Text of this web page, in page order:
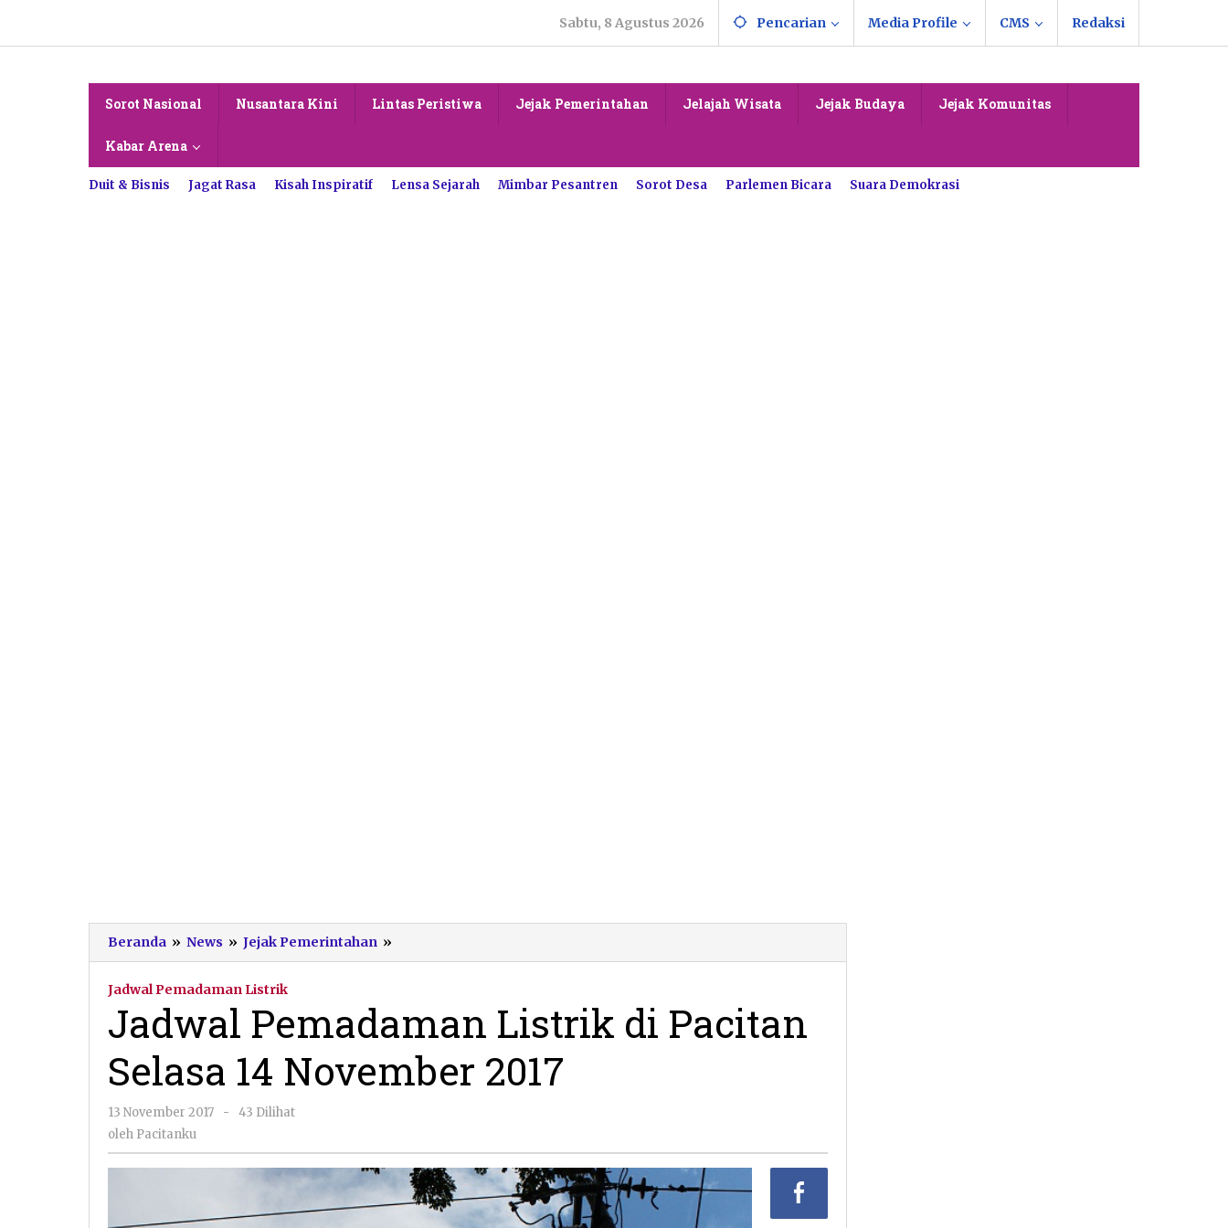
konten
Sabtu, 8 Agustus 2026 Pencarian Media Profile CMS Redaksi
Sorot Nasional Nusantara Kini Lintas Peristiwa Jejak Pemerintahan Jelajah Wisata Jejak Budaya Jejak Komunitas
Kabar Arena
Duit & Bisnis Jagat Rasa Kisah Inspiratif Lensa Sejarah Mimbar Pesantren Sorot Desa Parlemen Bicara Suara Demokrasi
Beranda » News » Jejak Pemerintahan »
Pemadaman
Pacitan
Selasa
November
Jadwal Pemadaman Listrik
Jadwal Pemadaman Listrik di Pacitan
Selasa 14 November 2017
13 November 2017
oleh
-
43 Dilihat
oleh Pacitanku